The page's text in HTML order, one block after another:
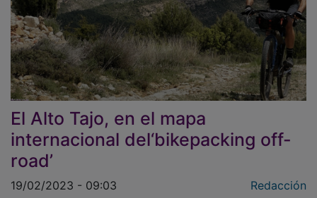
El Alto Tajo, en el mapa
internacional del‘bikepacking off-
road’